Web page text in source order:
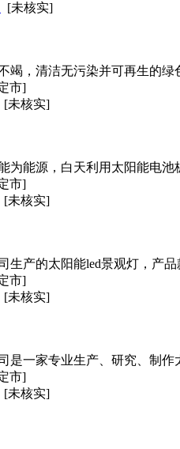
[未核实]
竭，清洁无污染并可再生的
市]
[未核实]
为能源，白天利用太阳能电
市]
[未核实]
生产的太阳能led景观灯，产
市]
[未核实]
是一家专业生产、研究、制
市]
[未核实]